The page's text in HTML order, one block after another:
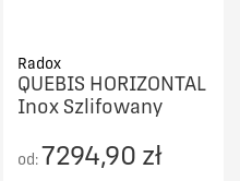
Radox
QUEBIS HORIZONTAL
Inox Szlifowany
od:7294,90 zł